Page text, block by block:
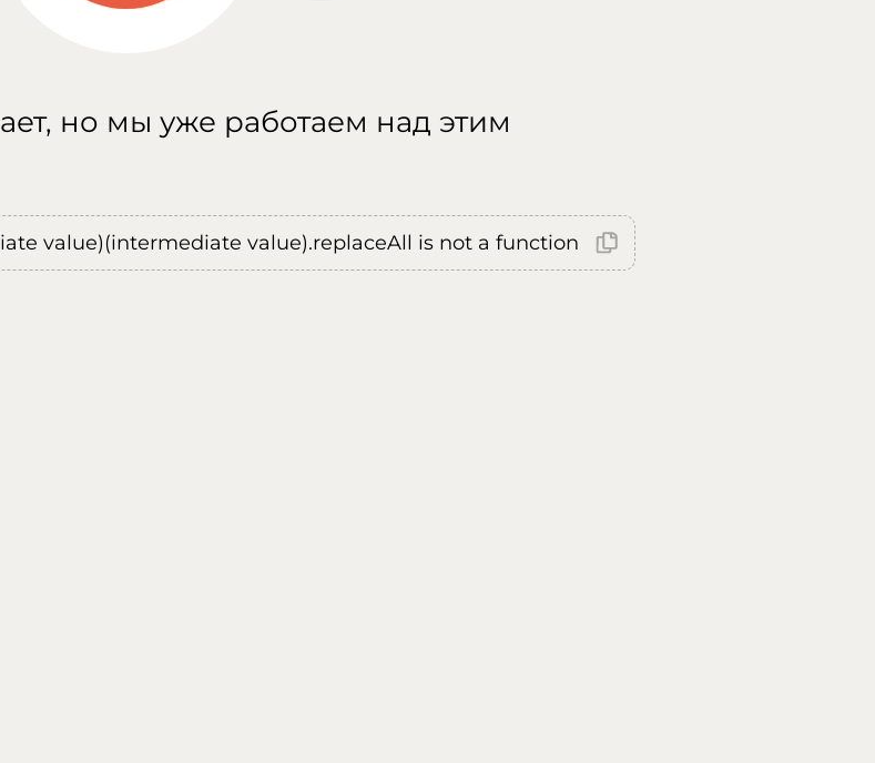
но мы уже работаем над этим
value)(intermediate value).replaceAll is not a function